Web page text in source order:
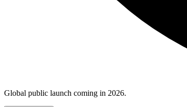
Global public launch coming in 2026.